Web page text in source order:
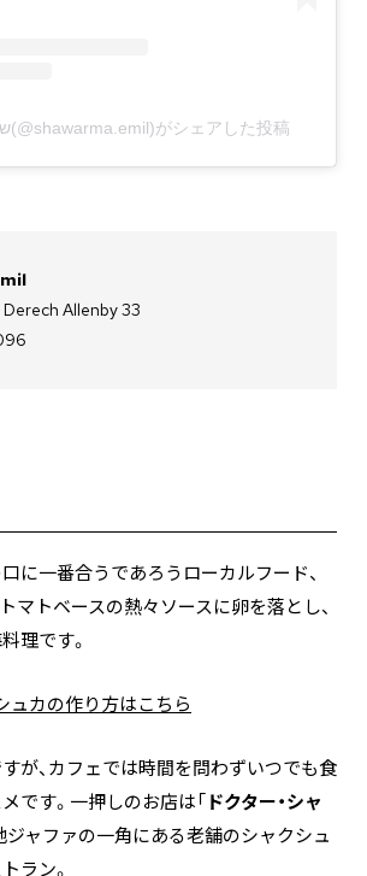
שווארמה אמיל(@shawarma.emil)がシェアした投稿
Allenby 33
に一番合うであろうローカルフード、
トマトベースの熱々ソースに卵を落とし、
理です。
ュカの作り方はこちら
が、カフェでは時間を問わずいつでも食
です。一押しのお店は「 ドクター・シャ
ジャファの一角にある老舗のシャクシュ
ラン。